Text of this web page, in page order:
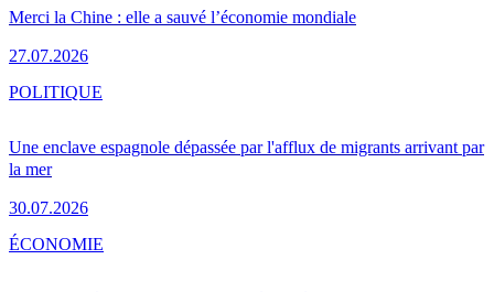
Merci la Chine : elle a sauvé l’économie mondiale
27.07.2026
Une enclave espagnole dépassée par l'afflux de migrants arrivant par
la mer
30.07.2026
POLITIQUE
ÉCONOMIE